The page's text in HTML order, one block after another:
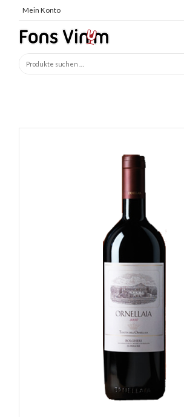
Mein Konto